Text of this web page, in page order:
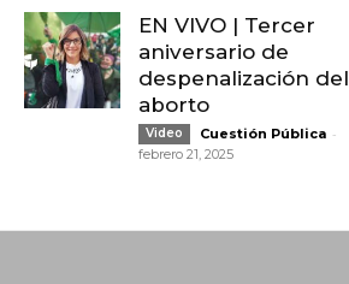
EN VIVO | Tercer
aniversario de
despenalización del
aborto
Video Cuestión Pública -
febrero 21, 2025